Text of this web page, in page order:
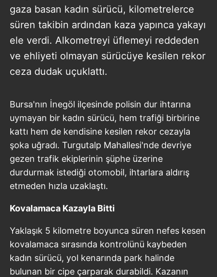
gaza basan kadın sürücü, kilometrelerce
süren takibin ardından kaza yapınca yakayı
ele verdi. Alkometreyi üflemeyi reddeden
ve ehliyeti olmayan sürücüye kesilen rekor
ceza dudak uçuklattı.
Bursa'nın İnegöl ilçesinde polisin dur ihtarına
uymayan bir kadın sürücü, hem trafiği birbirine
kattı hem de kendisine kesilen rekor cezayla
şoka uğradı. Turgutalp Mahallesi'nde devriye
gezen trafik ekiplerinin şüphe üzerine
durdurmak istediği otomobil, ihtarlara aldırış
etmeden hızla uzaklaştı.
Kovalamaca Kazayla Bitti
Yaklaşık 5 kilometre boyunca süren nefes kesen
kovalamaca sırasında kontrolünü kaybeden
kadın sürücü, yol kenarında park halinde
bulunan bir cipe çarparak durabildi. Kazanın